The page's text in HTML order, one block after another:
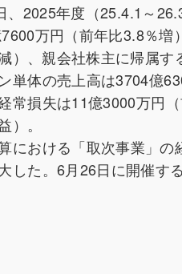
、2025年度（25.4.1～
万円（前年比3.8％増
）、親会社株主に帰属す
単体の売上高は3704億
常損失は11億3000万円
）。
における「取次事業」
した。6月26日に開催す